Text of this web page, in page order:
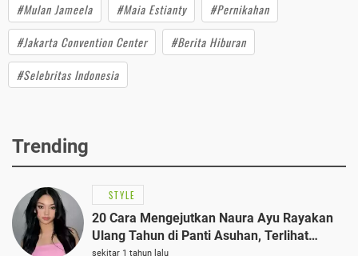
#Mulan Jameela
#Maia Estianty
#Pernikahan
#Jakarta Convention Center
#Berita Hiburan
#Selebritas Indonesia
Trending
STYLE
20 Cara Mengejutkan Naura Ayu Rayakan
Ulang Tahun di Panti Asuhan, Terlihat
sekitar 1 tahun lalu